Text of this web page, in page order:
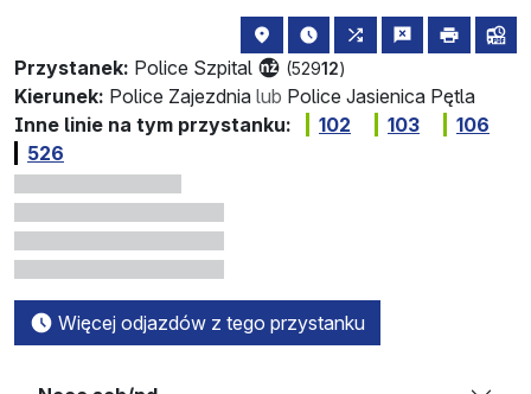
Przystanek: Police Szpital (52912)
lokalizacja przystanku na mapie
najbliższe odjazdy z tego
wszystkie linie
zgłośdrukuj
Kierunek: Police Zajezdnia lub Police Jasienica Pętla
Inne linie na tym przystanku:
102 103
106
526
Więcej odjazdów z tego przystanku